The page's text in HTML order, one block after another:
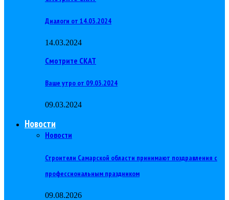
Диалоги от 14.03.2024
14.03.2024
Смотрите СКАТ
Ваше утро от 09.03.2024
09.03.2024
Новости
Новости
Строители Самарской области принимают поздравления с
профессиональным праздником
09.08.2026